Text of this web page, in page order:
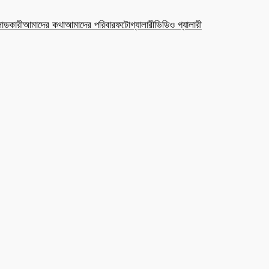
আমাদের কথাআমাদের পরিবারফটোগ্যালারীভিডিও গ্যালারী